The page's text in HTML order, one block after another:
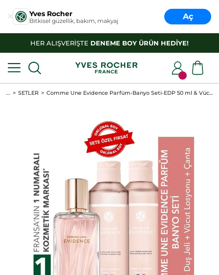
Yves Rocher
Bitkisel güzellik, bakım, makyaj Aç
HER ALIŞVERİŞTE DENEME BOY ÜRÜN HEDİYE!
... SETLER Comme Une Evidence Parfüm-Banyo Seti-EDP 50 ml & Vücut Losyonu 200 ml & Duş Jeli 200 ml